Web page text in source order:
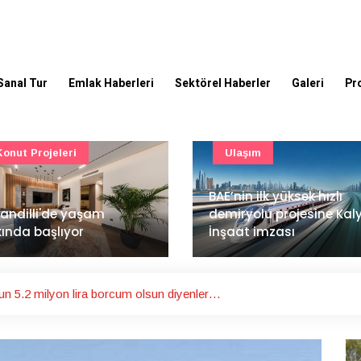
Tur Emlak Haberleri Sektörel Haberler Galeri
ilk yüksek hızlı
projesine Kalyon
imzası
Mimarlık ve mühendislik
projeleri e-PYS ile dijital
ortama taşınacak
Güncel
5.2 milyon lira borcum olsun diyenler…